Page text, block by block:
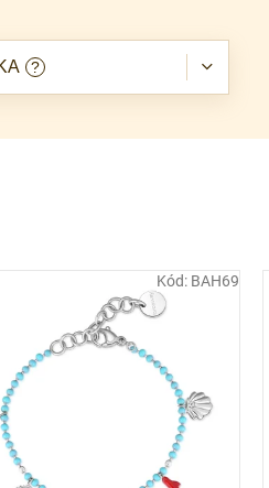
?
Kód: BAH69